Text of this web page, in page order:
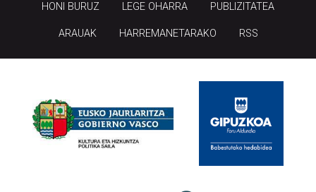
HONI BURUZ LEGE OHARRA PUBLIZITATEA
ARAUAK HARREMANETARAKO RSS